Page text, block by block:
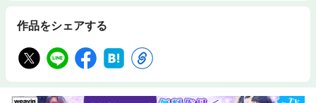
作品をシェアする